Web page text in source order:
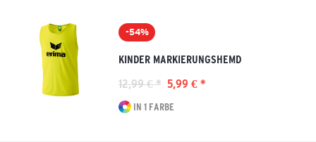
-54%
KINDER MARKIERUNGSHEMD
12,99 € * 5,99 € *
IN 1 FARBE